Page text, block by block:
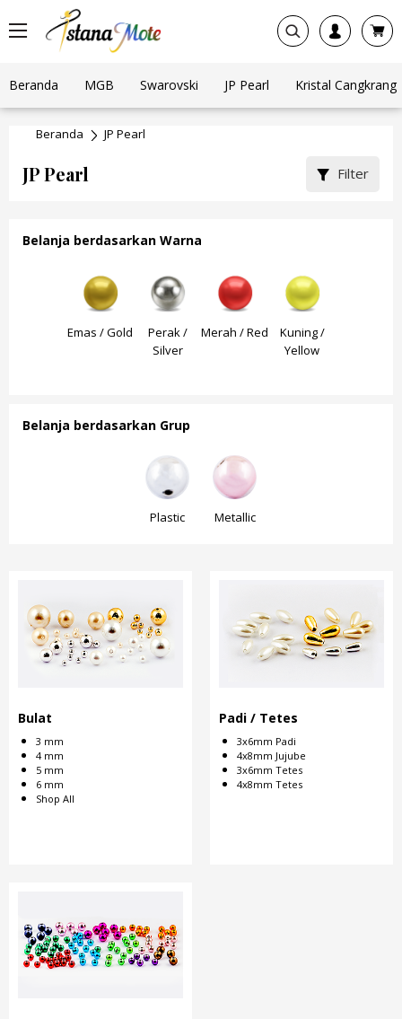
Beranda MGB Swarovski JP Pearl Kristal Cangkrang
Beranda JP Pearl
JP Pearl Filter
Belanja berdasarkan Warna
Emas / Gold
Perak /
Silver
Merah / Red
Kuning /
Yellow
Belanja berdasarkan Grup
Plastic Metallic
Bulat
3 mm
4 mm
5 mm
6 mm
Shop All
Padi / Tetes
3x6mm Padi
4x8mm Jujube
3x6mm Tetes
4x8mm Tetes